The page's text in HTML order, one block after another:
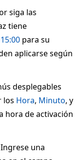
siga las
tiene
15:00 para su
aplicarse según
desplegables
los Hora, Minuto, y
hora de activación
Ingrese una